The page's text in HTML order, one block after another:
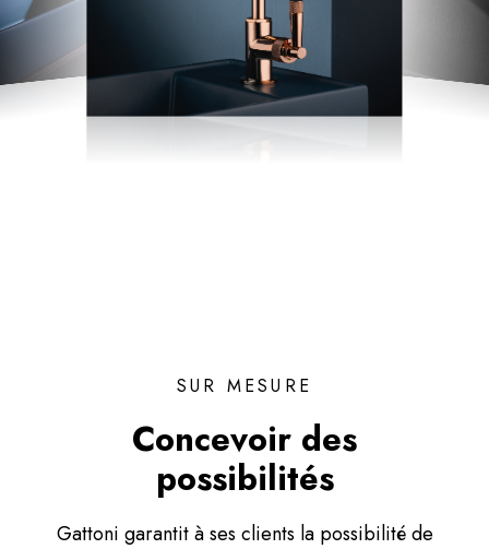
SUR MESURE
Concevoir des
possibilités
Gattoni garantit à ses clients la possibilité de